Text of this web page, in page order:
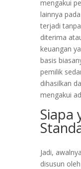
mengakui
lainnya
terjadi
diterima
keuangan
basis
pemilik
dihasilkan
mengakui
Siapa
Jadi,
disusun